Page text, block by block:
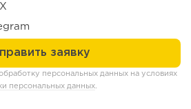
персональных данных на условиях
персональных данных.